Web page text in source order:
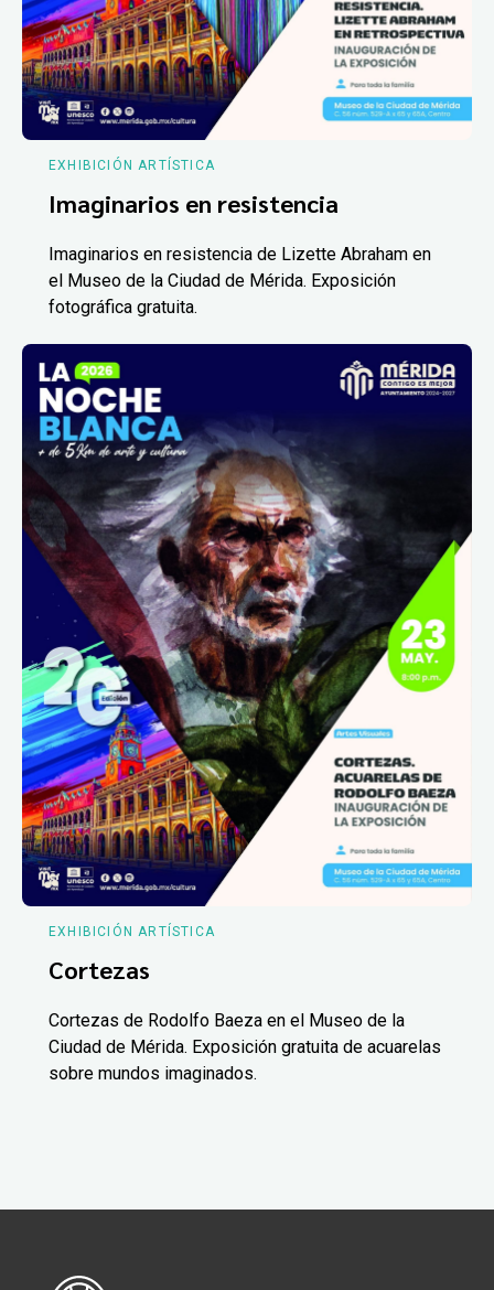
EXHIBICIÓN ARTÍSTICA
Imaginarios en resistencia
Imaginarios en resistencia de Lizette Abraham en
el Museo de la Ciudad de Mérida. Exposición
fotográfica gratuita.
EXHIBICIÓN ARTÍSTICA
Cortezas
Cortezas de Rodolfo Baeza en el Museo de la
Ciudad de Mérida. Exposición gratuita de acuarelas
sobre mundos imaginados.